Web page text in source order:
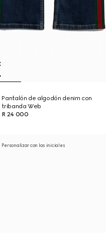
Pantalón de algodón denim con
tribanda Web
R 24 000
Personalizar con las iniciales